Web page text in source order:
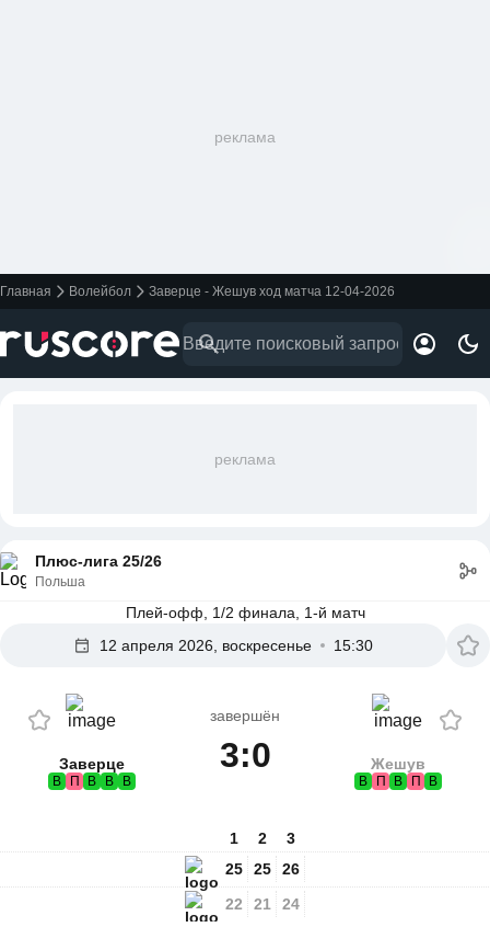
реклама
Главная Волейбол Заверце - Жешув ход матча 12-04-2026
реклама
Плюс-лига 25/26
Польша
Плей-офф, 1/2 финала, 1-й матч
12 апреля 2026, воскресенье
15:30
Заверце
В П В В В
завершён
3:0 Жешув
В П В П В
1
25
22
2
25
21
3
26
24